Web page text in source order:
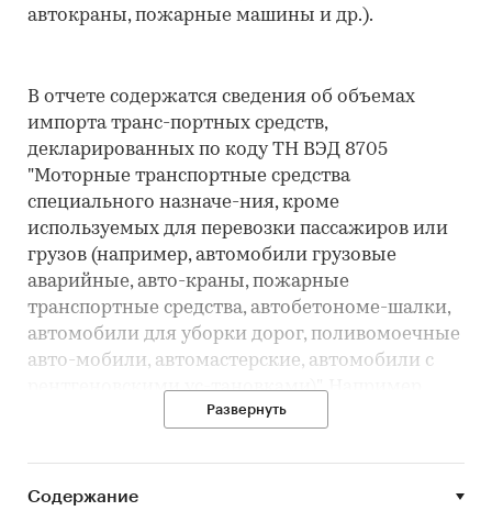
автокраны, пожарные машины и др.).
В отчете содержатся сведения об объемах
импорта транс-портных средств,
декларированных по коду ТН ВЭД 8705
"Моторные транспортные средства
специального назначе-ния, кроме
используемых для перевозки пассажиров или
грузов (например, автомобили грузовые
аварийные, авто-краны, пожарные
транспортные средства, автобетономе-шалки,
автомобили для уборки дорог, поливомоечные
авто-мобили, автомастерские, автомобили с
рентгеновскими ус-тановками)". Например,
информация об импорте экскавато-ров,
по коду 8428, 8427, в данном отчете
представлена ограниченно. В расчетах были
Развернуть
Содержание